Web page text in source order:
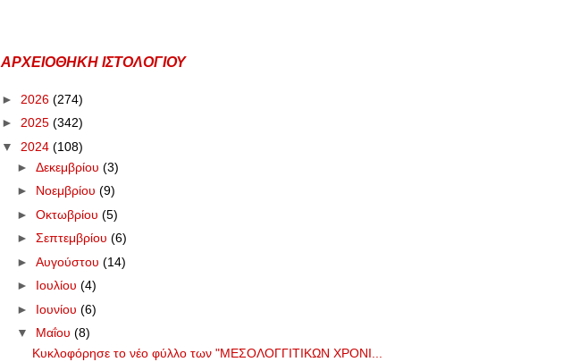
ΑΡΧΕΙΟΘΗΚΗ ΙΣΤΟΛΟΓΙΟΥ
► 2026 (274)
► 2025 (342)
▼ 2024 (108)
► Δεκεμβρίου (3)
► Νοεμβρίου (9)
► Οκτωβρίου (5)
► Σεπτεμβρίου (6)
► Αυγούστου (14)
► Ιουλίου (4)
► Ιουνίου (6)
▼ Μαΐου (8)
Κυκλοφόρησε το νέο φύλλο των "ΜΕΣΟΛΟΓΓΙΤΙΚΩΝ ΧΡΟΝΙ...